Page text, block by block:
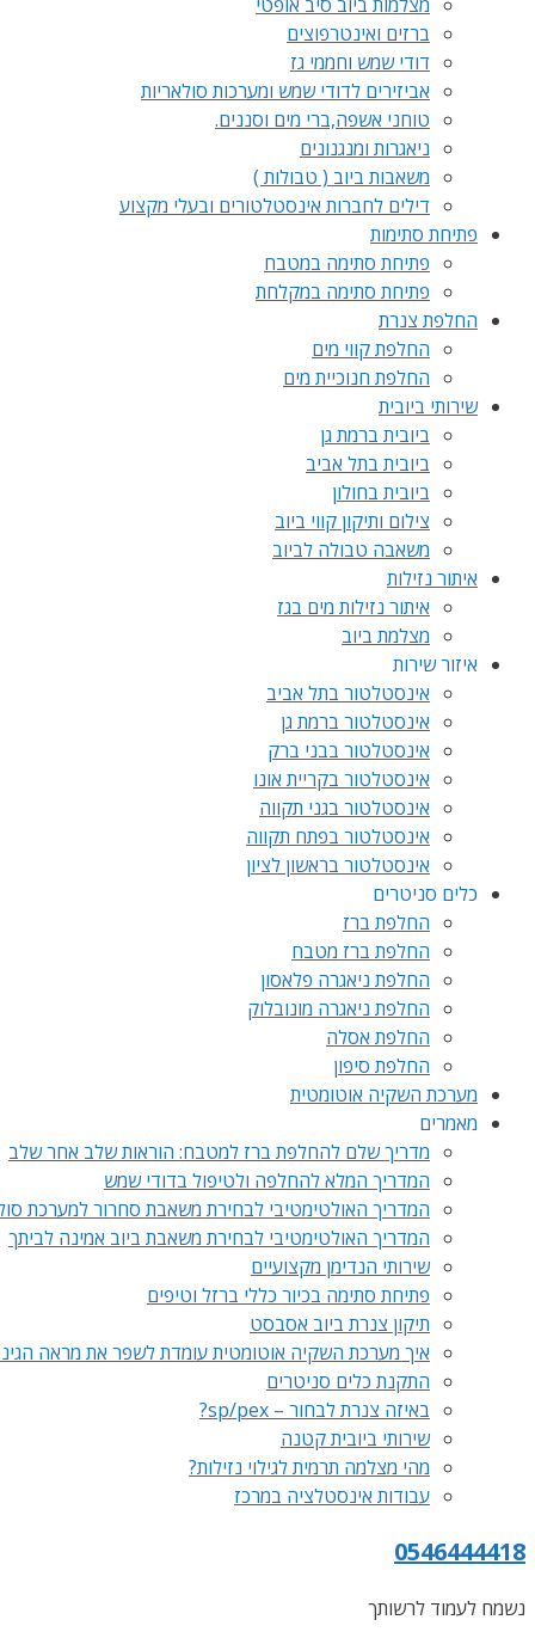
ברזים ואינטרפוצים
דודי שמש וחממי גז
אביזירים לדודי שמש ומערכות סולאריות
טוחני אשפה,ברי מים וסננים.
ניאגרות ומנגנונים
משאבות ביוב ( טבולות )
דילים לחברות אינסטלטורים ובעלי מקצוע
פתיחת סתימות
פתיחת סתימה במטבח
פתיחת סתימה במקלחת
החלפת צנרת
החלפת קווי מים
החלפת חנוכיית מים
שירותי ביובית
ביובית ברמת גן
ביובית בתל אביב
ביובית בחולון
צילום ותיקון קווי ביוב
משאבה טבולה לביוב
איתור נזילות
איתור נזילות מים בגז
מצלמת ביוב
איזור שירות
אינסטלטור בתל אביב
אינסטלטור ברמת גן
אינסטלטור בבני ברק
אינסטלטור בקריית אונו
אינסטלטור בגני תקווה
אינסטלטור בפתח תקווה
אינסטלטור בראשון לציון
כלים סניטרים
החלפת ברז
החלפת ברז מטבח
החלפת ניאגרה פלאסון
החלפת ניאגרה מונובלוק
החלפת אסלה
החלפת סיפון
מערכת השקיה אוטומטית
מאמרים
מדריך שלם להחלפת ברז למטבח: הוראות שלב אחר שלב
המדריך המלא להחלפה ולטיפול בדודי שמש
המדריך האולטימטיבי לבחירת משאבת סחרור למערכת
המדריך האולטימטיבי לבחירת משאבת ביוב אמינה לביתך
שירותי הנדימן מקצועיים
פתיחת סתימה בכיור כללי ברזל וטיפים
תיקון צנרת ביוב אסבסט
איך מערכת השקיה אוטומטית עומדת לשפר את מראה
התקנת כלים סניטרים
באיזה צנרת לבחור – sp/pex?
שירותי ביובית קטנה
מהי מצלמה תרמית לגילוי נזילות?
עבודות אינסטלציה במרכז
0546444418
נשמח לעמוד לרשותך